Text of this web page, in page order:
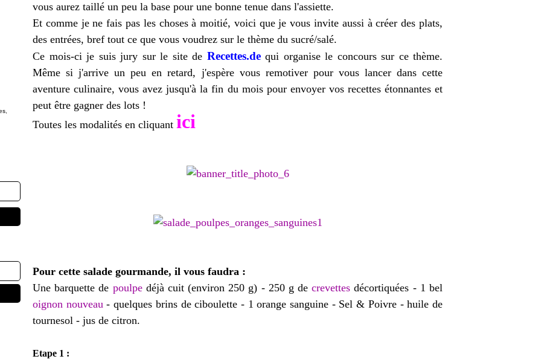
vous aurez taillé un peu la base pour une bonne tenue dans l'assiette.
Et comme je ne fais pas les choses à moitié, voici que je vous invite aussi à créer des plats,
des entrées, bref tout ce que vous voudrez sur le thème du sucré/salé.
Ce mois-ci je suis jury sur le site de Recettes.dequi organise le concours sur ce thème.
Même si j'arrive un peu en retard, j'espère vous remotiver pour vous lancer dans cette
aventure culinaire, vous avez jusqu'à la fin du mois pour envoyer vos recettes étonnantes et
peut être gagner des lots !
Toutes les modalités en cliquant ici
Pour cette salade gourmande, il vous faudra :
Une barquette de poulpedéjà cuit (environ 250 g) - 250 g decrevettes décortiquées - 1 bel
oignon nouveau- quelques brins de ciboulette - 1 orange sanguine - Sel & Poivre - huile de
tournesol - jus de citron.
Etape 1 :